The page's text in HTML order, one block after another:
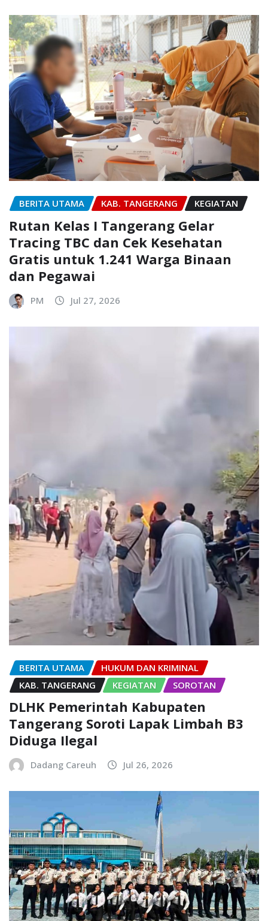
BERITA UTAMA KAB. TANGERANG KEGIATAN
Rutan Kelas I Tangerang Gelar
Tracing TBC dan Cek Kesehatan
Gratis untuk 1.241 Warga Binaan
dan Pegawai
PM Jul 27, 2026
BERITA UTAMA
HUKUM DAN KRIMINAL
KAB. TANGERANG
KEGIATAN SOROTAN
DLHK Pemerintah Kabupaten
Tangerang Soroti Lapak Limbah B3
Diduga Ilegal
Dadang Careuh Jul 26, 2026